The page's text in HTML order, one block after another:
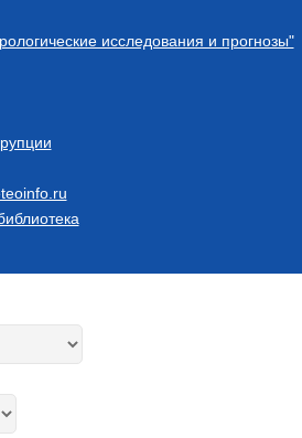
исследования и прогнозы"